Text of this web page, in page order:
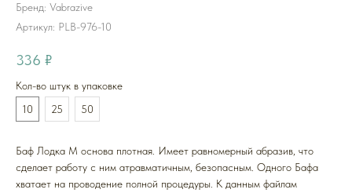
Бренд: Vabrazive
Артикул: PLB-976-10
336 ₽
Кол-во штук в упаковке
10
25 50
Баф Лодка M основа плотная. Имеет равномерный абразив, что
сделает работу с ним атравматичным, безопасным. Одного Бафа
хватает на проводение полной процедуры. К данным файлам